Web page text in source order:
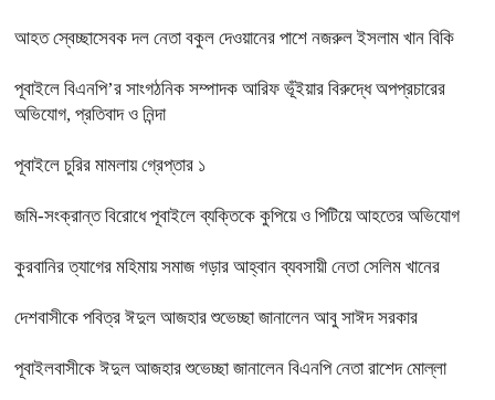
আহত স্বেচ্ছাসেবক দল নেতা বকুল দেওয়ানের পাশে নজরুল ইসলাম খান বিকি
পূবাইলে বিএনপি’র সাংগঠনিক সম্পাদক আরিফ ভূঁইয়ার বিরুদ্ধে অপপ্রচারের
অভিযোগ, প্রতিবাদ ও নিন্দা
পূবাইলে চুরির মামলায় গ্রেপ্তার ১
জমি-সংক্রান্ত বিরোধে পূবাইলে ব্যক্তিকে কুপিয়ে ও পিটিয়ে আহতের অভিযোগ
কুরবানির ত্যাগের মহিমায় সমাজ গড়ার আহ্বান ব্যবসায়ী নেতা সেলিম খানের
দেশবাসীকে পবিত্র ঈদুল আজহার শুভেচ্ছা জানালেন আবু সাঈদ সরকার
পূবাইলবাসীকে ঈদুল আজহার শুভেচ্ছা জানালেন বিএনপি নেতা রাশেদ মোল্লা